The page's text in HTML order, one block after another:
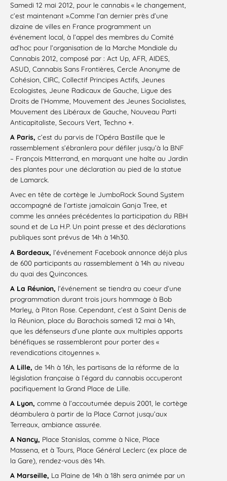
Samedi 12 mai 2012, pour le cannabis « le changement,
c’est maintenant ».Comme l’an dernier près d’une
dizaine de villes en France programment un
événement local, à l’appel des membres du Comité
ad’hoc pour l’organisation de la Marche Mondiale du
Cannabis 2012, composé par : Act Up, AFR, AIDES,
ASUD, Cannabis Sans Frontières, Cercle Anonyme de
Cohésion, CIRC, Collectif Principes Actifs, Jeunes
Ecologistes, Jeune Radicaux de Gauche, Ligue des
Droits de l’Homme, Mouvement des Jeunes Socialistes,
Mouvement des Libéraux de Gauche, Nouveau Parti
Anticapitaliste, Secours Vert, Techno +.
A Paris, c’est du parvis de l’Opéra Bastille que le
rassemblement s’ébranlera pour défiler jusqu’à la BNF
– François Mitterrand, en marquant une halte au Jardin
des plantes pour une déclaration au pied de la statue
de Lamarck.
Avec en tête de cortège le JumboRock Sound System
accompagné de l’artiste jamaïcain Ganja Tree, et
comme les années précédentes la participation du RBH
sound et de La H.P. Un point presse et des déclarations
publiques sont prévus de 14h à 14h30.
A Bordeaux, l’événement Facebook annonce déjà plus
de 600 participants au rassemblement à 14h au niveau
du quai des Quinconces.
A La Réunion, l’événement se tiendra au coeur d’une
programmation durant trois jours hommage à Bob
Marley, à Piton Rose. Cependant, c’est à Saint Denis de
la Réunion, place du Barachois samedi 12 mai à 14h,
que les défenseurs d’une plante aux multiples apports
bénéfiques se rassembleront pour porter des «
revendications citoyennes ».
A Lille, de 14h à 16h, les partisans de la réforme de la
législation française à l’égard du cannabis occuperont
pacifiquement la Grand Place de Lille.
A Lyon, comme à l’accoutumée depuis 2001, le cortège
déambulera à partir de la Place Carnot jusqu’aux
Terreaux, ambiance assurée.
A Nancy, Place Stanislas, comme à Nice, Place
Massena, et à Tours, Place Général Leclerc (ex place de
la Gare), rendez-vous dès 14h.
A Marseille, La Plaine de 14h à 18h sera animée par un